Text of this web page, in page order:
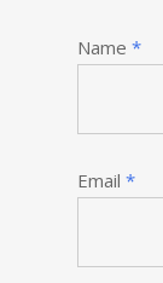
Name *
Email *